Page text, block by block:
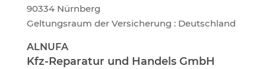
90334 Nürn­berg
Gel­tungs­raum der Ver­si­che­rung : Deutschland
ALNUFA
Kfz-Repa­ra­tur und Han­dels GmbH